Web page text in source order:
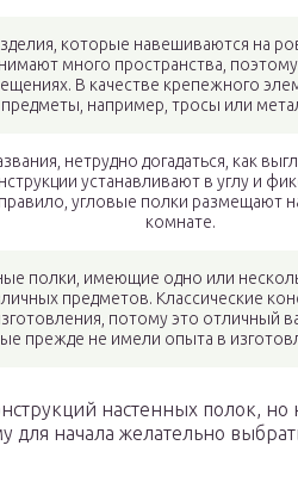
которые навешиваются на
много пространства,
В качестве крепежного
например, тросы или
нетрудно догадаться, как
устанавливают в углу и
угловые полки размещают
комнате.
полки, имеющие одно или
предметов. Классические
потому это отличный
прежде не имели опыта в
настенных полок,
для начала желательно